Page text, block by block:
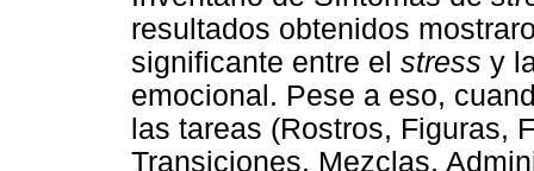
resultados obtenidos
significante entre el stress y
emocional. Pese a eso,
las tareas (Rostros, Figuras,
Transiciones, Mezclas,